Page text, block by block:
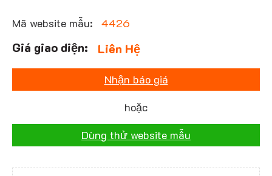
Mã website mẫu: 4426
Liên Hệ
Nhận báo giá
hoặc
Dùng thử website mẫu